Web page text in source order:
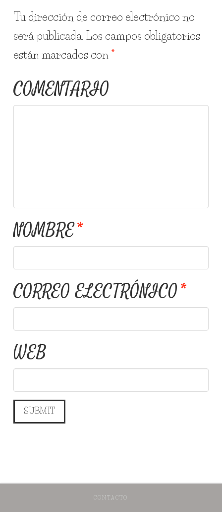
Tu dirección de correo electrónico no
será publicada. Los campos obligatorios
están marcados con *
COMENTARIO
NOMBRE*
CORREO ELECTRÓNICO*
WEB
CONTACTO